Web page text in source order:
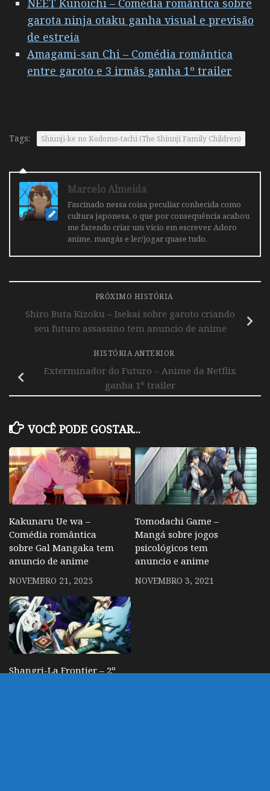
NEET Kunoichi – Comédia romântica sobre
garota ninja otaku ganha visual e previsão
de estreia
Amagami-san Chi – Comédia romântica
entre garoto e 3 irmãs ganha 1º trailer
Tags: Shiunji-ke no Kodomo-tachi (The Shiunji Family Children)
Marcelo Almeida
Fascinado nessa coisa peculiar conhecida como
cultura japonesa, o que por consequência acabou
me fazendo criar um vicio em escrever. Adoro
anime, mangás e ler/jogar quase tudo.
PRÓXIMO HISTÓRIA
Shiro Buta Kizoku – Isekai sobre garoto criando
seu futuro assassino tem anuncio de anime
HISTÓRIA ANTERIOR
Exterminador do Futuro – Anime da Netflix
ganha 1º trailer
VOCÊ PODE GOSTAR...
Kakunaru Ue wa –
Comédia romântica
sobre Gal Mangaka tem
anuncio de anime
NOVEMBRO 21, 2025
Tomodachi Game –
Mangá sobre jogos
psicológicos tem
anuncio e anime
NOVEMBRO 3, 2021
Shangri-La Frontier – 2º